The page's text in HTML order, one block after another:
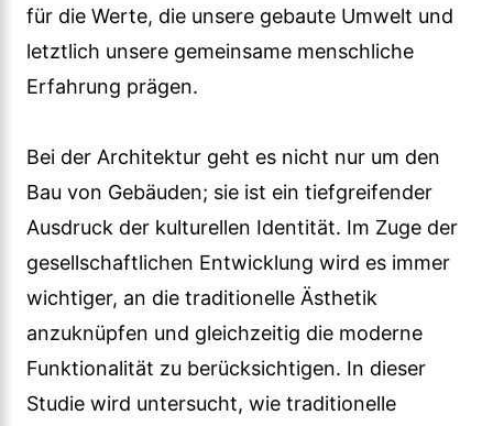
für die Werte, die unsere gebaute Umwelt und
letztlich unsere gemeinsame menschliche
Erfahrung prägen.
Bei der Architektur geht es nicht nur um den
Bau von Gebäuden; sie ist ein tiefgreifender
Ausdruck der kulturellen Identität. Im Zuge der
gesellschaftlichen Entwicklung wird es immer
wichtiger, an die traditionelle Ästhetik
anzuknüpfen und gleichzeitig die moderne
Funktionalität zu berücksichtigen. In dieser
Studie wird untersucht, wie traditionelle